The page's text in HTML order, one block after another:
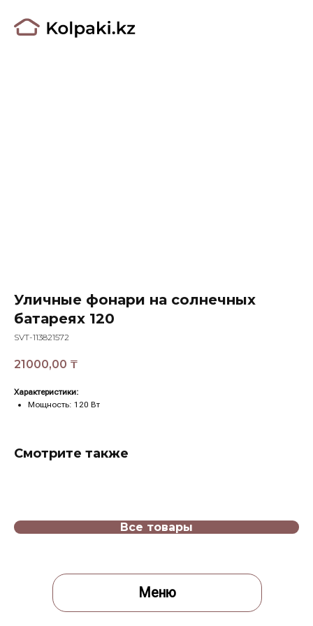
Меню
Уличные фонари на солнечных
батареях 120
SVT-113821572
21000,00 ₸
Характеристики:
Мощность: 120 Вт
Смотрите также
Все товары